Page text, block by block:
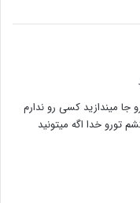
میندازید کسی رو ندارم
تورو خدا اگه میتونید